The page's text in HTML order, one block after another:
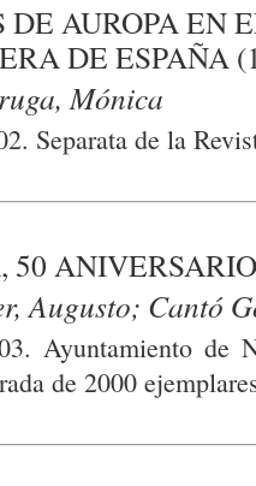
DE AUROPA EN
DE ESPAÑA
Mónica
Separata de la
50
Augusto; Cantó
Ayuntamiento de
de 2000